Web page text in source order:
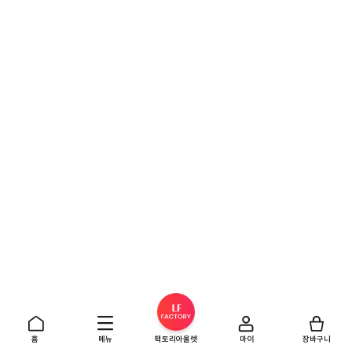
홈 메뉴 팩토리아울렛 마이 장바구니